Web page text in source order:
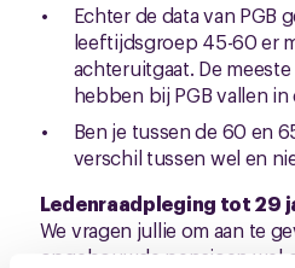
Echter de data van PGB
leeftijdsgroep 45-60 er
achteruitgaat. De
hebben bij PGB vallen
Ben je tussen de 60 en
verschil tussen wel en
Ledenraadpleging tot 29
We vragen jullie om aan te
opgebouwde pensioen wel